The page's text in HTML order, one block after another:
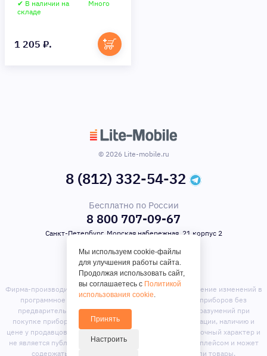
✔ В наличии на
складе
Много
1 205 ₽.
© 2026 Lite-mobile.ru
8 (812) 332-54-32
Бесплатно по России
8 800 707-09-67
Санкт-Петербург, Морская набережная, 21 корпус 2
Фирма-производитель оставляет за собой право на внесение изменений в
программное обеспечение, дизайн и комплектацию приборов без
предварительного уведомления. Во избежание недоразумений при
покупке приборов уточняйте информацию о комплектации, наличию и
цене у продавцов. Вся информация на сайте носит справочный характер и
не является публичной офертой. Сайт является маркет-плейсом и может
содержать предложения сторонних продавцов или товары,
Мы используем cookie-файлы
для улучшения работы сайта.
Продолжая использовать сайт,
вы соглашаетесь с Политикой
использования cookie.
Принять
Настроить